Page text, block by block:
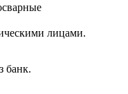
лицами.
банк.